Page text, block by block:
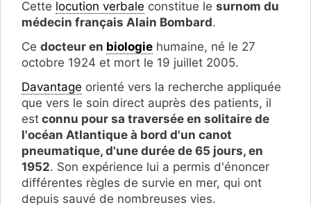
Cette locution verbale constitue le surnom du
médecin français Alain Bombard.
Ce docteur en biologie humaine, né le 27
octobre 1924 et mort le 19 juillet 2005.
Davantage orienté vers la recherche appliquée
que vers le soin direct auprès des patients, il
est connu pour sa traversée en solitaire de
l'océan Atlantique à bord d'un canot
pneumatique, d'une durée de 65 jours, en
1952. Son expérience lui a permis d'énoncer
différentes règles de survie en mer, qui ont
depuis sauvé de nombreuses vies.